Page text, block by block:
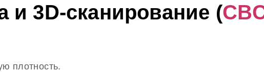
и 3D-сканирование (
плотность.